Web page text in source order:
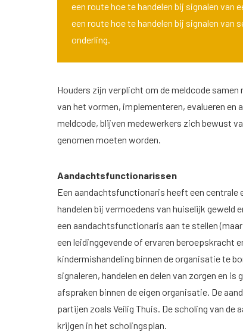
een route hoe te handelen bij signalen van
een route hoe te handelen bij signalen van
onderling.
Houders zijn verplicht om de meldcode
van het vormen, implementeren, evalueren en
meldcode, blijven medewerkers zich bewust
genomen moeten worden.
Aandachtsfunctionarissen
Een aandachtsfunctionaris heeft een centrale
handelen bij vermoedens van huiselijk geweld
een aandachtsfunctionaris aan te stellen
een leidinggevende of ervaren beroepskracht
kindermishandeling binnen de organisatie te
signaleren, handelen en delen van zorgen en
afspraken binnen de eigen organisatie. De
partijen zoals Veilig Thuis. De scholing van
krijgen in het scholingsplan.